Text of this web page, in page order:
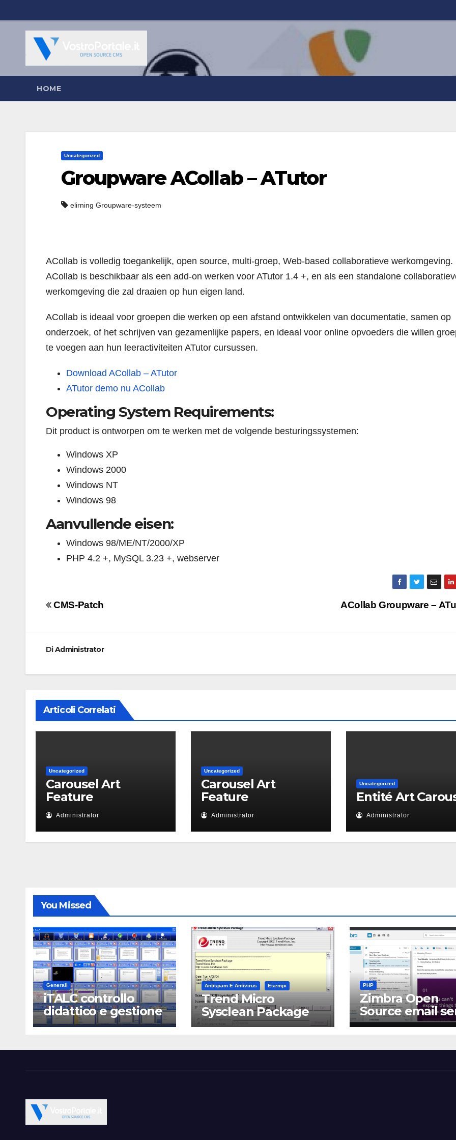
al
contenuto
HOME
Uncategorized
Groupware ACollab – ATutor
elirning Groupware-systeem
ACollab is volledig toegankelijk, open source, multi-groep, Web-based collaboratieve werkomgeving.
ACollab is beschikbaar als een add-on werken voor ATutor 1.4 +, en als een standalone
werkomgeving die zal draaien op hun eigen land.
ACollab is ideaal voor groepen die werken op een afstand ontwikkelen van documentatie, samen op
onderzoek, of het schrijven van gezamenlijke papers, en ideaal voor online opvoeders die willen
te voegen aan hun leeractiviteiten ATutor cursussen.
Download ACollab – ATutor
ATutor demo nu ACollab
Operating System Requirements:
Dit product is ontworpen om te werken met de volgende besturingssystemen:
Windows XP
Windows 2000
Windows NT
Windows 98
Aanvullende eisen:
Windows 98/ME/NT/2000/XP
PHP 4.2 +, MySQL 3.23 +, webserver
Navigazione
ACollab Groupware –
CMS-Patch
DiAdministrator
Articoli Correlati
Uncategorized
Carousel Art
Feature
Administrator
Uncategorized
Carousel Art
Feature
Administrator
Uncategorized
Entité Art
Administrator
You Missed
Generali
iTALC controllo
didattico e gestione
LAN scolastica
Antispam E Antivirus Esempi
Trend Micro
Sysclean Package
PHP
Zimbra Open
Source email
software